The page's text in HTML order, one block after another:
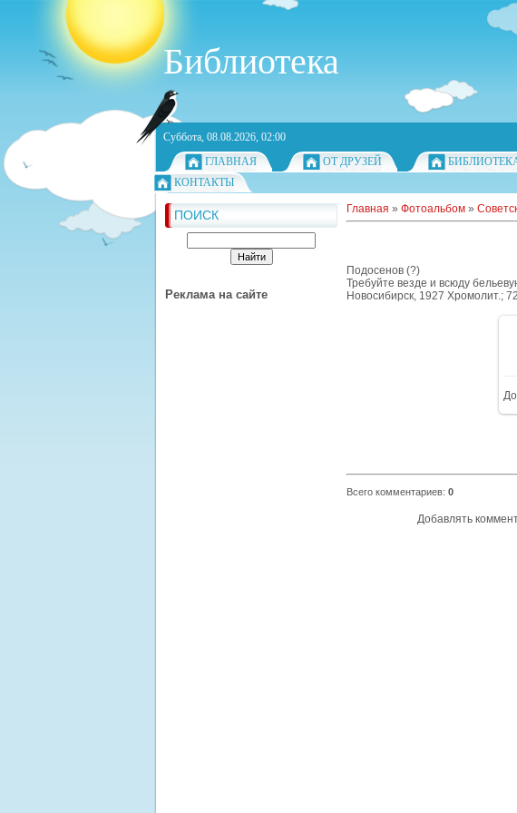
Библиотека
Суббота, 08.08.2026, 02:00
ГЛАВНАЯ
ОТ ДРУЗЕЙ
КОНТАКТЫ
ПОИСК
Реклама на сайте
Главная » Фотоальбом »
Подосенов (?)
Требуйте везде и всюду
Новосибирск, 1927 Хромолит.;
Всего комментариев: 0
Добавлять